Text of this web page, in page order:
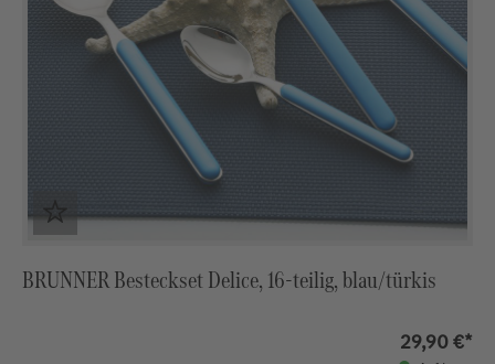
BRUNNER Besteckset Delice, 16-teilig, blau/türkis
29,90 €*